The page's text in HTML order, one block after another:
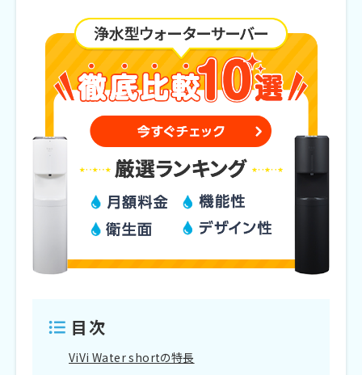
目次
ViVi Water shortの特長